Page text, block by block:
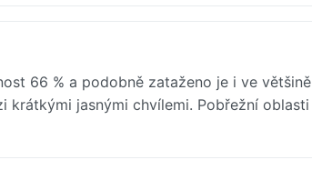
66 % a podobně zataženo je i ve většině
krátkými jasnými chvílemi. Pobřežní oblasti